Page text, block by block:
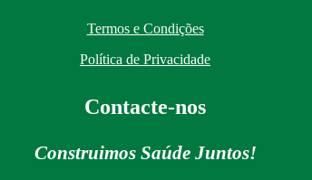
Termos e Condições
Política de Privacidade
Contacte-nos
Construimos Saúde Juntos!